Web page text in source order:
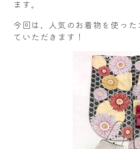
ます。
今回は、人気のお着物を使っ
ていただきます！